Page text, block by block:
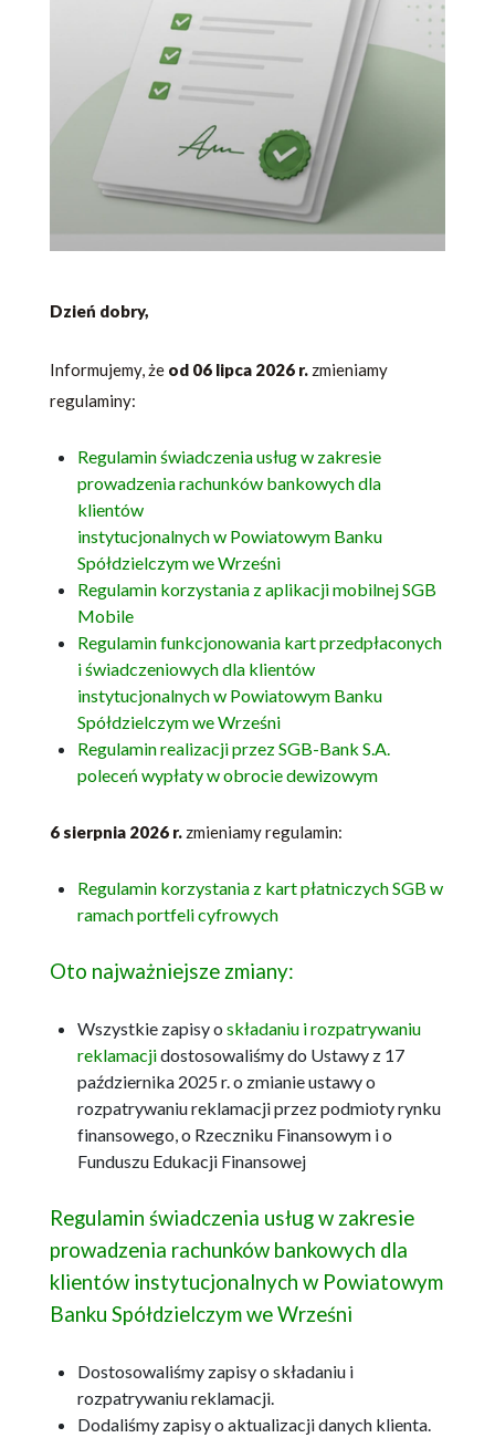
Dzień dobry,
Informujemy, że od 06 lipca 2026 r. zmieniamy
regulaminy:
Regulamin świadczenia usług w zakresie
prowadzenia rachunków bankowych dla
klientów
instytucjonalnych w Powiatowym Banku
Spółdzielczym we Wrześni
Regulamin korzystania z aplikacji mobilnej SGB
Mobile
Regulamin funkcjonowania kart przedpłaconych
i świadczeniowych dla klientów
instytucjonalnych w Powiatowym Banku
Spółdzielczym we Wrześni
Regulamin realizacji przez SGB-Bank S.A.
poleceń wypłaty w obrocie dewizowym
6 sierpnia 2026 r. zmieniamy regulamin:
Regulamin korzystania z kart płatniczych SGB w
ramach portfeli cyfrowych
Oto najważniejsze zmiany:
Wszystkie zapisy o składaniu i rozpatrywaniu
reklamacjidostosowaliśmy do Ustawy z 17
października 2025 r. o zmianie ustawy o
rozpatrywaniu reklamacji przez podmioty rynku
finansowego, o Rzeczniku Finansowym i o
Funduszu Edukacji Finansowej
Regulamin świadczenia usług w zakresie
prowadzenia rachunków bankowych dla
klientów instytucjonalnych w Powiatowym
Banku Spółdzielczym we Wrześni
Dostosowaliśmy zapisy o składaniu i
rozpatrywaniu reklamacji.
Dodaliśmy zapisy o aktualizacji danych klienta.